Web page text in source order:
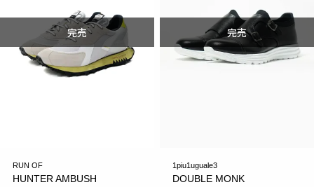
RUN OF
HUNTER AMBUSH
1piu1uguale3
DOUBLE MONK